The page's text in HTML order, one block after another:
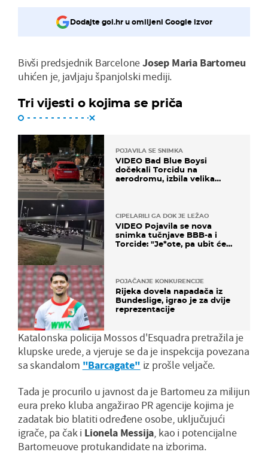
Dodajte gol.hr u omiljeni Google izvor
Bivši predsjednik BarceloneJosep Maria Bartomeu
uhićen je, javljaju španjolski mediji.
Tri vijesti o kojima se priča
POJAVILA SE SNIMKA
VIDEO Bad Blue Boysi
dočekali Torcidu na
aerodromu, izbila velika
CIPELARILI GA DOK JE LEŽAO
VIDEO Pojavila se nova
snimka tučnjave BBB-a i
Torcide: "Je*ote, pa ubit će
POJAČANJE KONKURENCIJE
Rijeka dovela napadača iz
Bundeslige, igrao je za dvije
reprezentacije
Katalonska policija Mossos d'Esquadra pretražila je
klupske urede, a vjeruje se da je inspekcija povezana
sa skandalom "Barcagate" iz prošle veljače.
Tada je procurilo u javnost da je Bartomeu za milijun
eura preko kluba angažirao PR agencije kojima je
zadatak bio blatiti određene osobe, uključujući
igrače, pa čak i Lionela Messija, kao i potencijalne
Bartomeuove protukandidate na izborima.